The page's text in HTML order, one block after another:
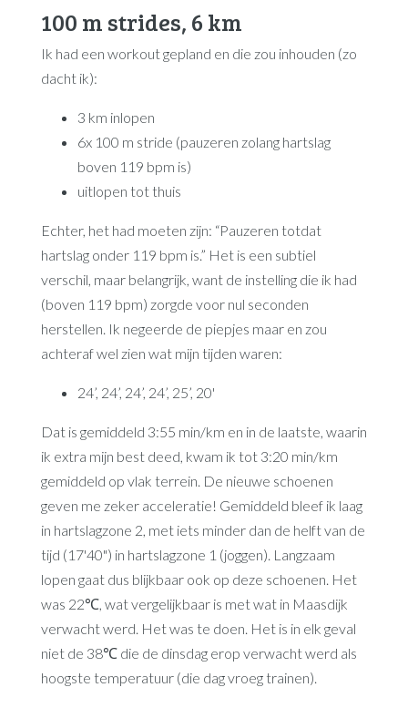
100 m strides, 6 km
Ik had een workout gepland en die zou inhouden (zo
dacht ik):
3 km inlopen
6x 100 m stride (pauzeren zolang hartslag
boven 119 bpm is)
uitlopen tot thuis
Echter, het had moeten zijn: “Pauzeren totdat
hartslag onder 119 bpm is.” Het is een subtiel
verschil, maar belangrijk, want de instelling die ik had
(boven 119 bpm) zorgde voor nul seconden
herstellen. Ik negeerde de piepjes maar en zou
achteraf wel zien wat mijn tijden waren:
24’, 24’, 24’, 24’, 25’, 20'
Dat is gemiddeld 3:55 min/km en in de laatste, waarin
ik extra mijn best deed, kwam ik tot 3:20 min/km
gemiddeld op vlak terrein. De nieuwe schoenen
geven me zeker acceleratie! Gemiddeld bleef ik laag
in hartslagzone 2, met iets minder dan de helft van de
tijd (17'40") in hartslagzone 1 (joggen). Langzaam
lopen gaat dus blijkbaar ook op deze schoenen. Het
was 22℃, wat vergelijkbaar is met wat in Maasdijk
verwacht werd. Het was te doen. Het is in elk geval
niet de 38℃ die de dinsdag erop verwacht werd als
hoogste temperatuur (die dag vroeg trainen).